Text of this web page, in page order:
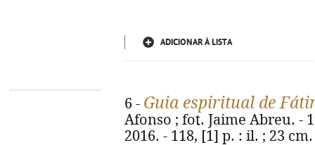
ADICIONAR À LISTA
6 - Guia espiritual de
Afonso ; fot. Jaime Abreu. -
2016. - 118, [1] p. : il. ; 23